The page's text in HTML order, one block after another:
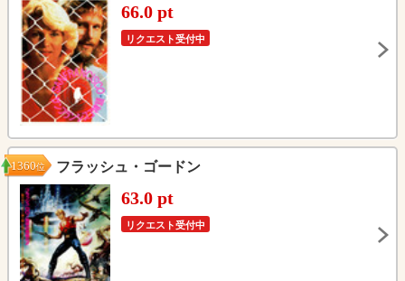
66.0 pt
リクエスト受付中
フラッシュ・ゴードン
1360位
63.0 pt
リクエスト受付中